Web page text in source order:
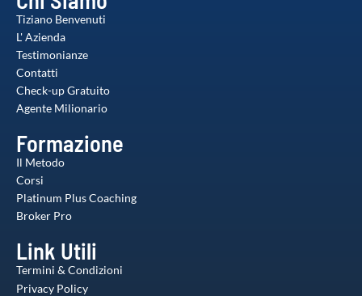
Tiziano Benvenuti
L' Azienda
Testimonianze
Contatti
Check-up Gratuito
Agente Milionario
Formazione
Il Metodo
Corsi
Platinum Plus Coaching
Broker Pro
Link Utili
Termini & Condizioni
Privacy Policy